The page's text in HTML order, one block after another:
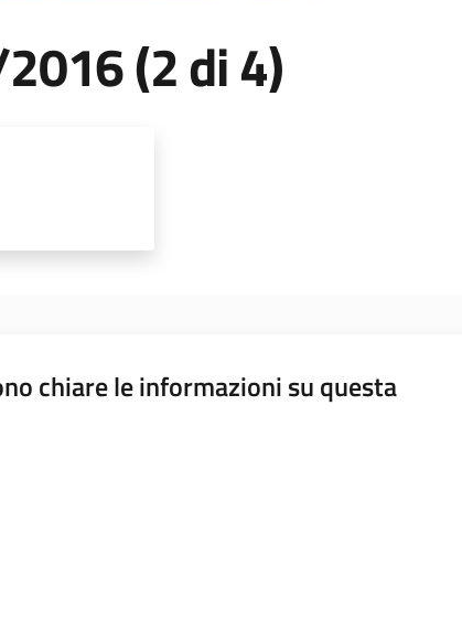
(2 di 4)
chiare le informazioni su questa